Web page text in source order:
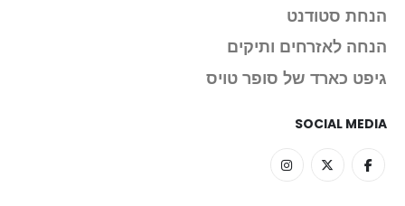
הנחת סטודנט
הנחה לאזרחים ותיקים
גיפט כארד של סופר טויס
SOCIAL MEDIA